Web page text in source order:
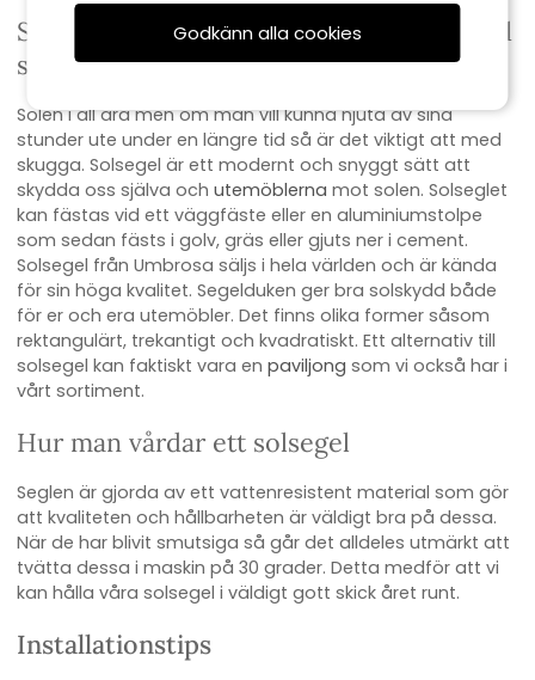
Skydda uteplatsen från direkt solljus med
snygga solsegel
Solen i all ära men om man vill kunna njuta av sina
stunder ute under en längre tid så är det viktigt att med
skugga. Solsegel är ett modernt och snyggt sätt att
skydda oss själva och utemöblerna mot solen. Solseglet
kan fästas vid ett väggfäste eller en aluminiumstolpe
som sedan fästs i golv, gräs eller gjuts ner i cement.
Solsegel från Umbrosa säljs i hela världen och är kända
för sin höga kvalitet. Segelduken ger bra solskydd både
för er och era utemöbler. Det finns olika former såsom
rektangulärt, trekantigt och kvadratiskt. Ett alternativ till
solsegel kan faktiskt vara en paviljong som vi också har i
vårt sortiment.
Hur man vårdar ett solsegel
Seglen är gjorda av ett vattenresistent material som gör
att kvaliteten och hållbarheten är väldigt bra på dessa.
När de har blivit smutsiga så går det alldeles utmärkt att
tvätta dessa i maskin på 30 grader. Detta medför att vi
kan hålla våra solsegel i väldigt gott skick året runt.
Installationstips
Godkänn alla cookies